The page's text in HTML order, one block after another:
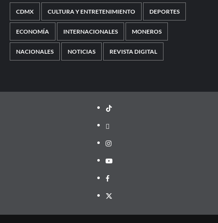
CDMX CULTURA Y ENTRETENIMIENTO DEPORTES
ECONOMÍA INTERNACIONALES MONEROS
NACIONALES NOTICIAS REVISTA DIGITAL
TikTok
threads
Instagram
Youtube
Facebook
X